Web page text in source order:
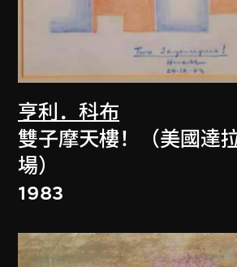
亨利．科布
雙子摩天樓！（美國達
場）
1983